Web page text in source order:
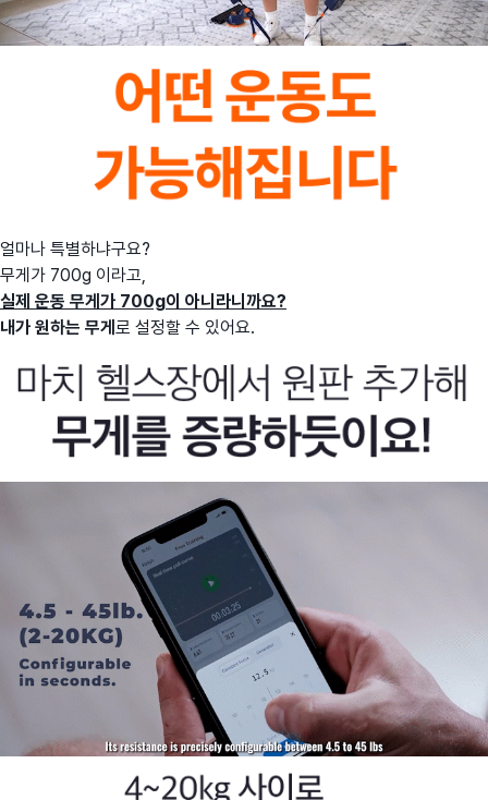
얼마나 특별하냐구요?
무게가 700g 이라고,
실제 운동 무게가 700g이 아니라니까요?
내가 원하는 무게 로 설정할 수 있어요.